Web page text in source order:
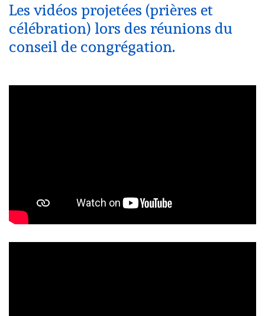
Les vidéos projetées (prières et
célébration) lors des réunions du
conseil de congrégation.